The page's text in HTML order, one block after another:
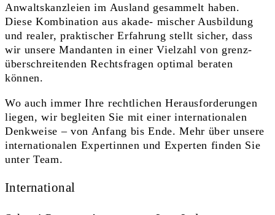
Anwaltskanzleien im Ausland gesammelt haben.
Diese Kombination aus akade- mischer Ausbildung
und realer, praktischer Erfahrung stellt sicher, dass
wir unsere Mandanten in einer Vielzahl von grenz-
überschreitenden Rechtsfragen optimal beraten
können.
Wo auch immer Ihre rechtlichen Herausforderungen
liegen, wir begleiten Sie mit einer internationalen
Denkweise – von Anfang bis Ende. Mehr über unsere
internationalen Expertinnen und Experten finden Sie
unter Team.
International